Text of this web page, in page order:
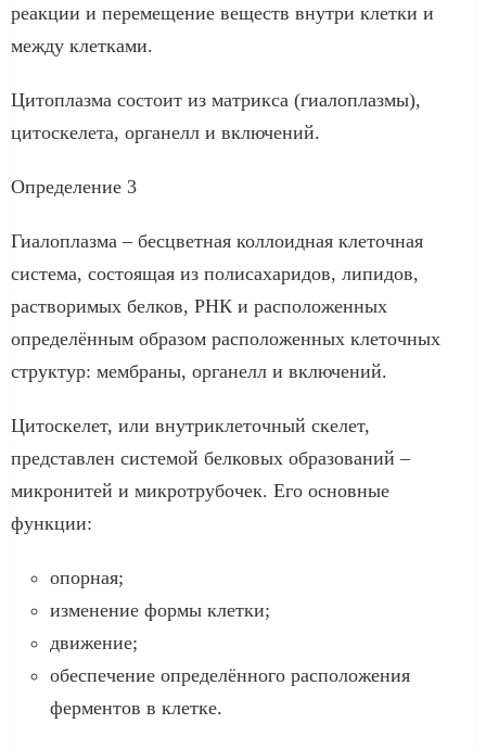
реакции и перемещение веществ внутри клетки и
между клетками.
Цитоплазма состоит из матрикса (гиалоплазмы),
цитоскелета, органелл и включений.
Определение 3
Гиалоплазма – бесцветная коллоидная клеточная
система, состоящая из полисахаридов, липидов,
растворимых белков, РНК и расположенных
определённым образом расположенных клеточных
структур: мембраны, органелл и включений.
Цитоскелет, или внутриклеточный скелет,
представлен системой белковых образований –
микронитей и микротрубочек. Его основные
функции:
опорная;
изменение формы клетки;
движение;
обеспечение определённого расположения
ферментов в клетке.